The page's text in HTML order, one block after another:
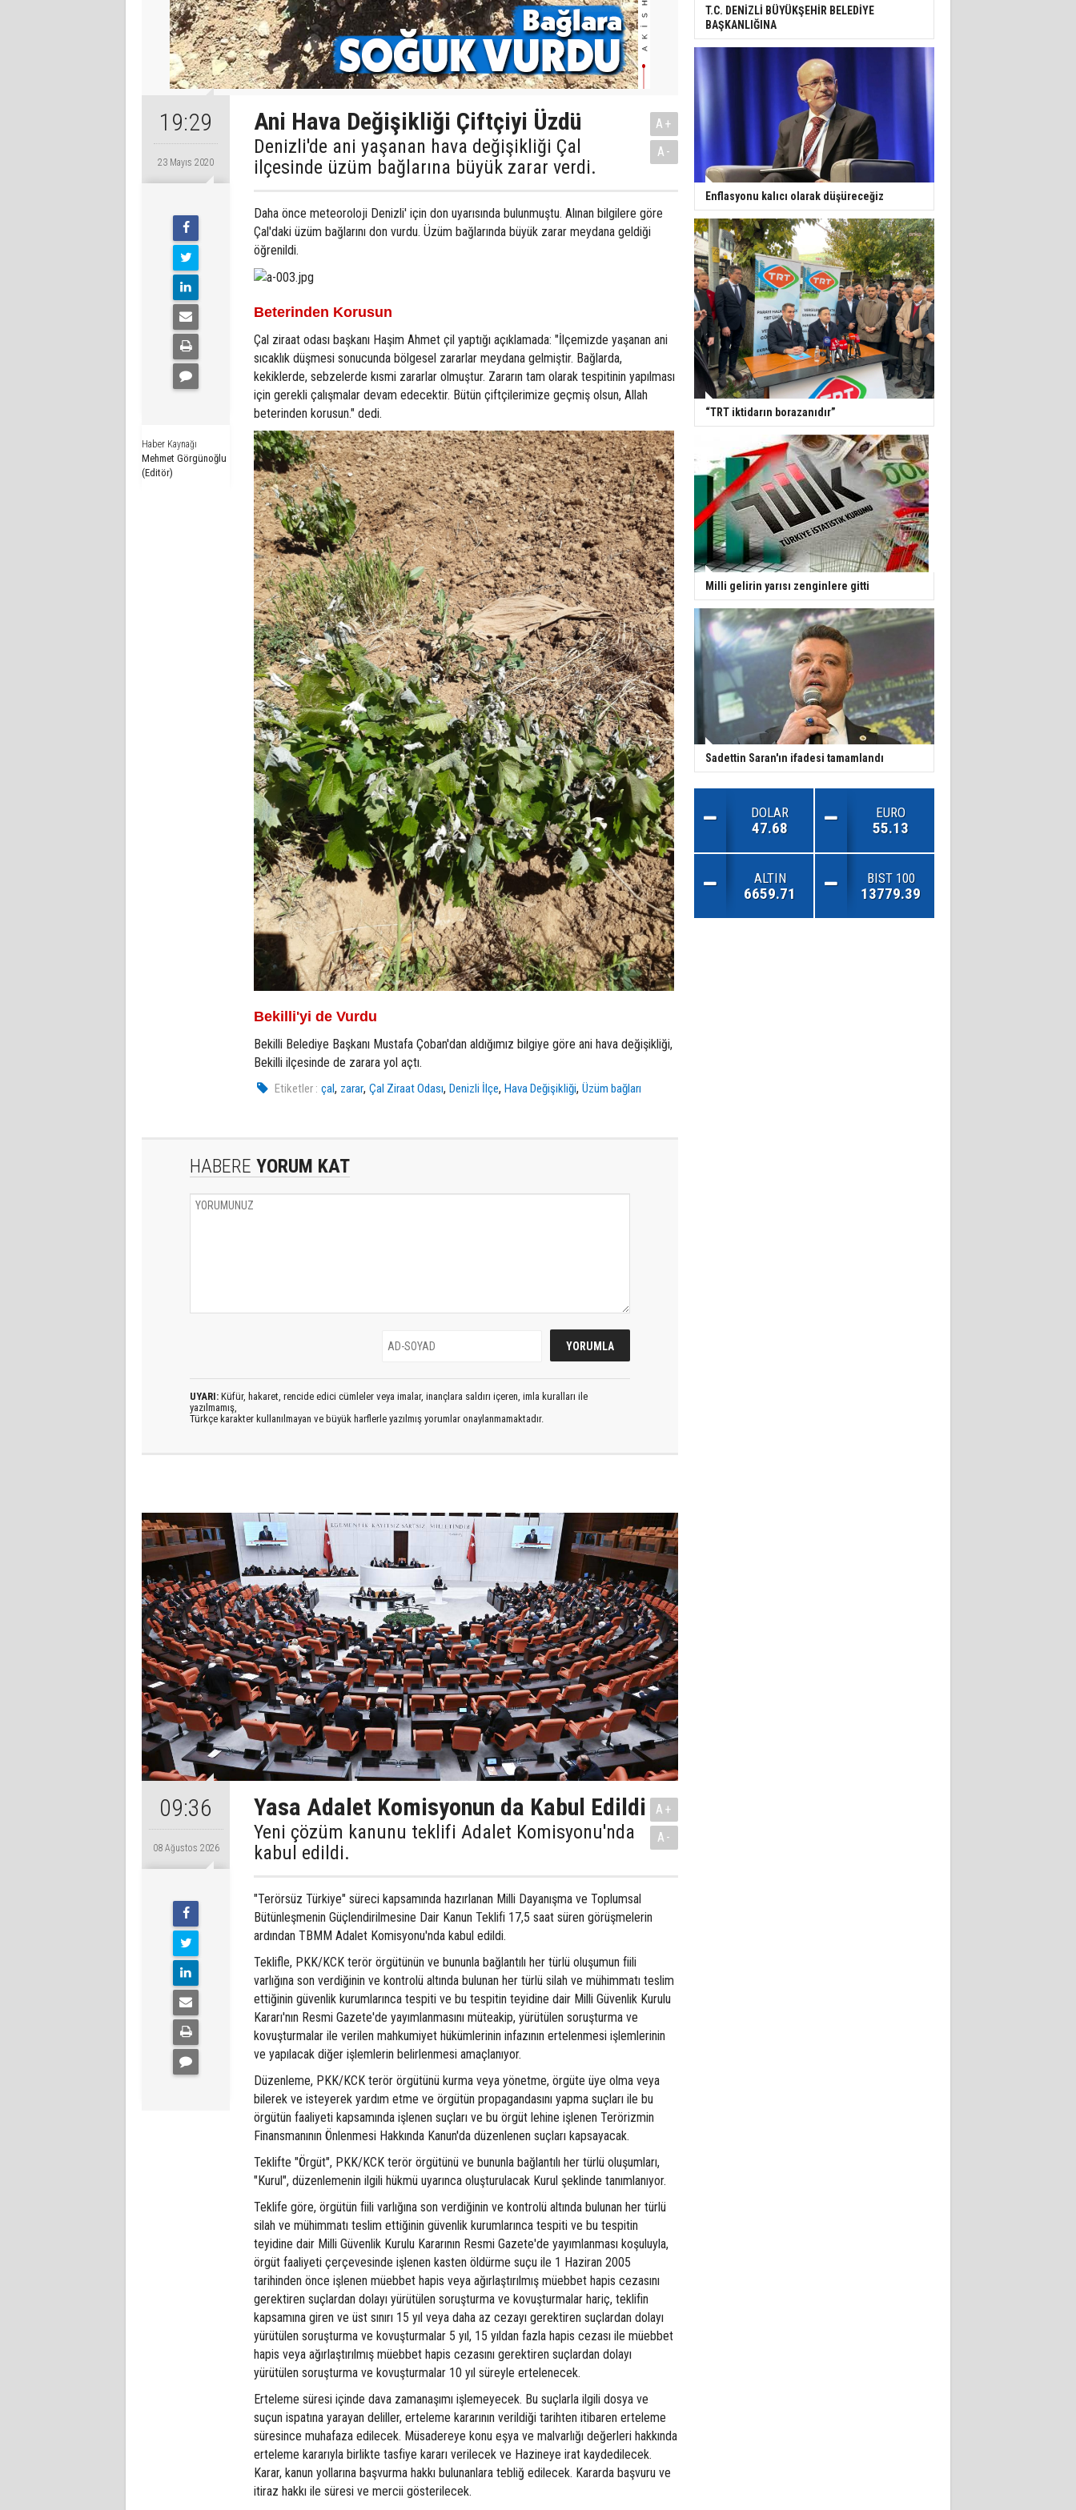
19:29
23 Mayıs 2020
Haber Kaynağı
Mehmet Görgünoğlu
(Editör)
Ani Hava Değişikliği Çiftçiyi Üzdü
Denizli'de ani yaşanan hava değişikliği Çal
ilçesinde üzüm bağlarına büyük zarar verdi.
A+
A-
Daha önce meteoroloji Denizli' için don uyarısında bulunmuştu. Alınan bilgilere göre
Çal'daki üzüm bağlarını don vurdu. Üzüm bağlarında büyük zarar meydana geldiği
öğrenildi.
Beterinden Korusun
Çal ziraat odası başkanı Haşim Ahmet çil yaptığı açıklamada: "İlçemizde yaşanan ani
sıcaklık düşmesi sonucunda bölgesel zararlar meydana gelmiştir. Bağlarda,
kekiklerde, sebzelerde kısmi zararlar olmuştur. Zararın tam olarak tespitinin yapılması
için gerekli çalışmalar devam edecektir. Bütün çiftçilerimize geçmiş olsun, Allah
beterinden korusun." dedi.
Bekilli'yi de Vurdu
Bekilli Belediye Başkanı Mustafa Çoban'dan aldığımız bilgiye göre ani hava değişikliği,
Bekilli ilçesinde de zarara yol açtı.
Etiketler : çal, zarar,Çal Ziraat Odası,Denizli İlçe,Hava Değişikliği,Üzüm bağları
HABERE YORUM KAT
UYARI: Küfür, hakaret, rencide edici cümleler veya imalar, inançlara saldırı içeren, imla kuralları ile
yazılmamış,
Türkçe karakter kullanılmayan ve büyük harflerle yazılmış yorumlar onaylanmamaktadır.
09:36
08 Ağustos 2026
Yasa Adalet Komisyonun da Kabul Edildi
Yeni çözüm kanunu teklifi Adalet Komisyonu'nda
kabul edildi.
A+
A-
"Terörsüz Türkiye" süreci kapsamında hazırlanan Milli Dayanışma ve Toplumsal
Bütünleşmenin Güçlendirilmesine Dair Kanun Teklifi 17,5 saat süren görüşmelerin
ardından TBMM Adalet Komisyonu'nda kabul edildi.
Teklifle, PKK/KCK terör örgütünün ve bununla bağlantılı her türlü oluşumun fiili
varlığına son verdiğinin ve kontrolü altında bulunan her türlü silah ve mühimmatı teslim
ettiğinin güvenlik kurumlarınca tespiti ve bu tespitin teyidine dair Milli Güvenlik Kurulu
Kararı'nın Resmi Gazete'de yayımlanmasını müteakip, yürütülen soruşturma ve
kovuşturmalar ile verilen mahkumiyet hükümlerinin infazının ertelenmesi işlemlerinin
ve yapılacak diğer işlemlerin belirlenmesi amaçlanıyor.
Düzenleme, PKK/KCK terör örgütünü kurma veya yönetme, örgüte üye olma veya
bilerek ve isteyerek yardım etme ve örgütün propagandasını yapma suçları ile bu
örgütün faaliyeti kapsamında işlenen suçları ve bu örgüt lehine işlenen Terörizmin
Finansmanının Önlenmesi Hakkında Kanun'da düzenlenen suçları kapsayacak.
Teklifte "Örgüt", PKK/KCK terör örgütünü ve bununla bağlantılı her türlü oluşumları,
"Kurul", düzenlemenin ilgili hükmü uyarınca oluşturulacak Kurul şeklinde tanımlanıyor.
Teklife göre, örgütün fiili varlığına son verdiğinin ve kontrolü altında bulunan her türlü
silah ve mühimmatı teslim ettiğinin güvenlik kurumlarınca tespiti ve bu tespitin
teyidine dair Milli Güvenlik Kurulu Kararının Resmi Gazete'de yayımlanması koşuluyla,
örgüt faaliyeti çerçevesinde işlenen kasten öldürme suçu ile 1 Haziran 2005
tarihinden önce işlenen müebbet hapis veya ağırlaştırılmış müebbet hapis cezasını
gerektiren suçlardan dolayı yürütülen soruşturma ve kovuşturmalar hariç, teklifin
kapsamına giren ve üst sınırı 15 yıl veya daha az cezayı gerektiren suçlardan dolayı
yürütülen soruşturma ve kovuşturmalar 5 yıl, 15 yıldan fazla hapis cezası ile müebbet
hapis veya ağırlaştırılmış müebbet hapis cezasını gerektiren suçlardan dolayı
yürütülen soruşturma ve kovuşturmalar 10 yıl süreyle ertelenecek.
Erteleme süresi içinde dava zamanaşımı işlemeyecek. Bu suçlarla ilgili dosya ve
suçun ispatına yarayan deliller, erteleme kararının verildiği tarihten itibaren erteleme
süresince muhafaza edilecek. Müsadereye konu eşya ve malvarlığı değerleri hakkında
erteleme kararıyla birlikte tasfiye kararı verilecek ve Hazineye irat kaydedilecek.
Karar, kanun yollarına başvurma hakkı bulunanlara tebliğ edilecek. Kararda başvuru ve
itiraz hakkı ile süresi ve mercii gösterilecek.
T.C. DENİZLİ BÜYÜKŞEHİR BELEDİYE
BAŞKANLIĞINA
Enflasyonu kalıcı olarak düşüreceğiz
“TRT iktidarın borazanıdır”
Milli gelirin yarısı zenginlere gitti
Sadettin Saran'ın ifadesi tamamlandı
DOLAR
47.68
EURO
55.13
ALTIN
6659.71
BIST 100
13779.39